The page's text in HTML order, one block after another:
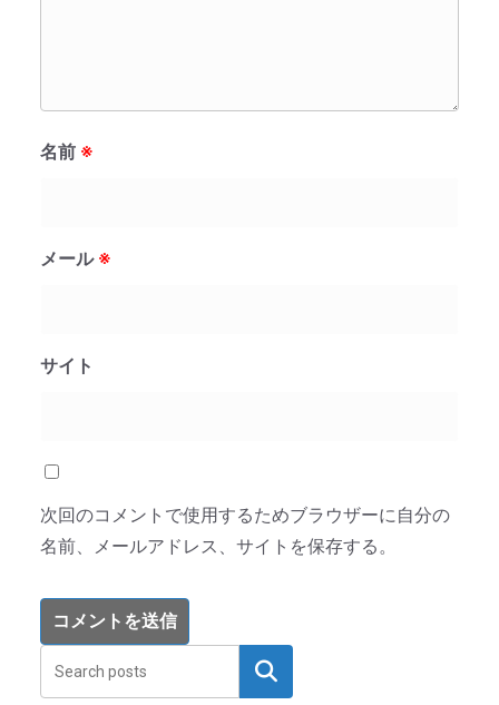
名前 ※
メール ※
サイト
次回のコメントで使用するためブラウザーに自分の
名前、メールアドレス、サイトを保存する。
検索